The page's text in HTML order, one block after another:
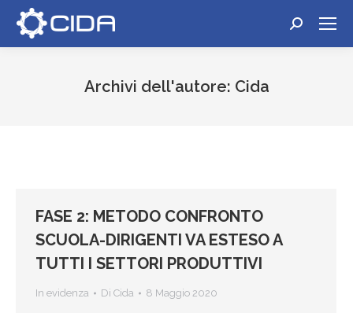
Cerca:
Archivi dell'autore: Cida
FASE 2: METODO CONFRONTO
SCUOLA-DIRIGENTI VA ESTESO A
TUTTI I SETTORI PRODUTTIVI
In evidenza Di Cida 8 Maggio 2020